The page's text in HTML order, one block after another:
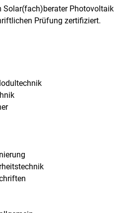
Solar(fach)berater Photovoltaik
Prüfung zertifiziert.